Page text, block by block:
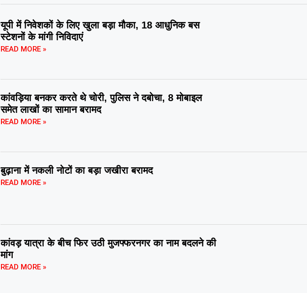
यूपी में निवेशकों के लिए खुला बड़ा मौका, 18 आधुनिक बस
स्टेशनों के मांगी निविदाएं
READ MORE »
कांवड़िया बनकर करते थे चोरी, पुलिस ने दबोचा, 8 मोबाइल
समेत लाखों का सामान बरामद
READ MORE »
बुढ़ाना में नकली नोटों का बड़ा जखीरा बरामद
READ MORE »
कांवड़ यात्रा के बीच फिर उठी मुजफ्फरनगर का नाम बदलने की
मांग
READ MORE »